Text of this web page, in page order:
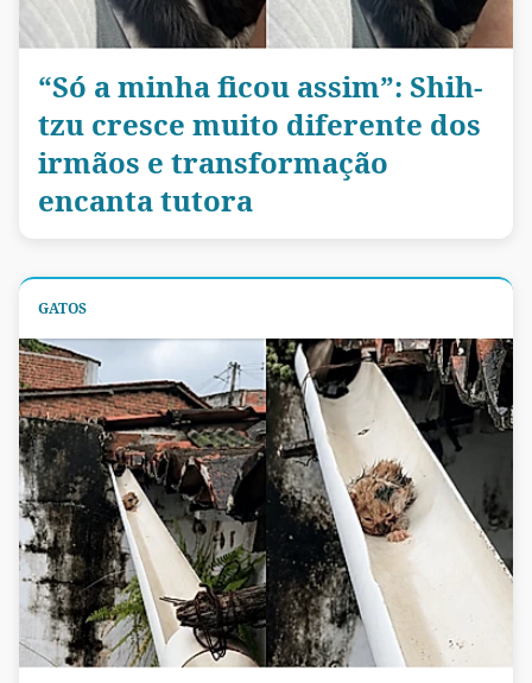
“Só a minha ficou assim”: Shih-
tzu cresce muito diferente dos
irmãos e transformação
encanta tutora
GATOS